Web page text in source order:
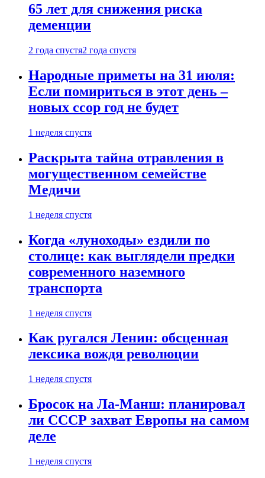
65 лет для снижения риска
деменции
2 года спустя2 года спустя
Народные приметы на 31 июля:
Если помириться в этот день –
новых ссор год не будет
1 неделя спустя
Раскрыта тайна отравления в
могущественном семействе
Медичи
1 неделя спустя
Когда «луноходы» ездили по
столице: как выглядели предки
современного наземного
транспорта
1 неделя спустя
Как ругался Ленин: обсценная
лексика вождя революции
1 неделя спустя
Бросок на Ла-Манш: планировал
ли СССР захват Европы на самом
деле
1 неделя спустя